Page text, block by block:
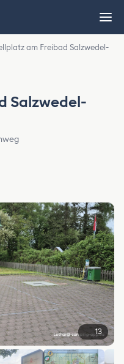
am Freibad Salzwedel-
Salzwedel-
13